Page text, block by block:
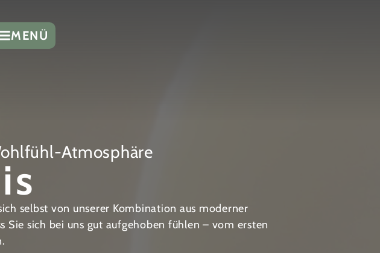
MENÜ
Atmosphäre
selbst von unserer Kombination aus moderner
Sie sich bei uns gut aufgehoben fühlen – vom ersten